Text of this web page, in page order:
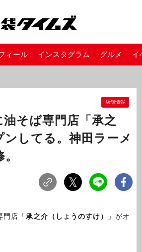
ィール インスタグラム グルメ イ
店舗情報
そば専門店「承之
ンしてる。神田ラーメ
門店「承之介（しょうのすけ）
」がオ